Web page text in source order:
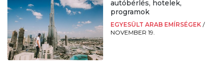
autóbérlés, hotelek,
programok
EGYESÜLT ARAB EMÍRSÉGEK /
NOVEMBER 19.